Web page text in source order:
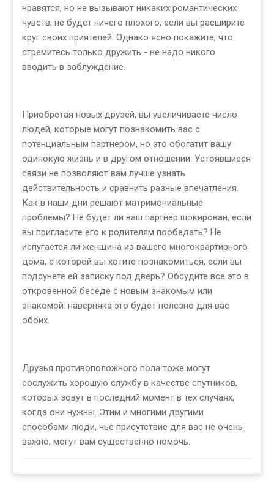
нравятся, но не вызывают никаких романтических
чувств, не будет ничего плохого, если вы расширите
круг своих приятелей. Однако ясно покажите, что
стремитесь только дружить - не надо никого
вводить в заблуждение.
Приобретая новых друзей, вы увеличиваете число
людей, которые могут познакомить вас с
потенциальным партнером, но это обогатит вашу
одинокую жизнь и в другом отношении. Устоявшиеся
связи не позволяют вам лучше узнать
действительность и сравнить разные впечатления.
Как в наши дни решают матримониальные
проблемы? Не будет ли ваш партнер шокирован, если
вы пригласите его к родителям пообедать? Не
испугается ли женщина из вашего многоквартирного
дома, с которой вы хотите познакомиться, если вы
подсунете ей записку под дверь? Обсудите все это в
откровенной беседе с новым знакомым или
знакомой: наверняка это будет полезно для вас
обоих.
Друзья противоположного пола тоже могут
сослужить хорошую службу в качестве спутников,
которых зовут в последний момент в тех случаях,
когда они нужны. Этим и многими другими
способами люди, чье присутствие для вас не очень
важно, могут вам существенно помочь.